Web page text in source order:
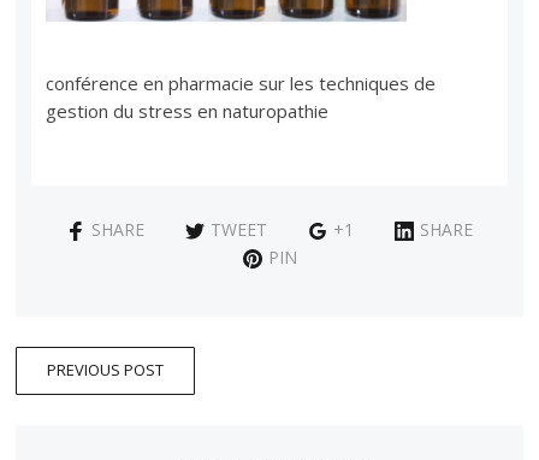
conférence en pharmacie sur les techniques de
gestion du stress en naturopathie
SHARE TWEET +1
SHARE
PIN
PREVIOUS POST